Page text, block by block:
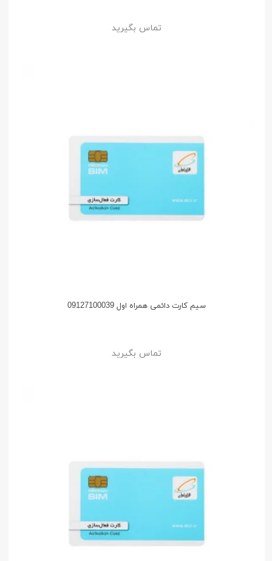
تماس بگیرید
سیم کارت دائمی همراه اول 09127100039
تماس بگیرید